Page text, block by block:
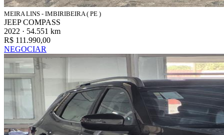
MEIRA LINS - IMBIRIBEIRA ( PE )
JEEP COMPASS
2022 · 54.551 km
R$ 111.990,00
NEGOCIAR